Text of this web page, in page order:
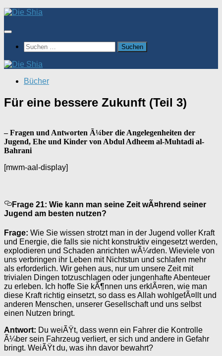
Zum
springen
Suchen
nach:
Bücher
Für eine bessere Zukunft (Teil 3)
– Fragen und Antworten Ã¼ber die Angelegenheiten der
Jugend, Ehe und Kinder von Abdul Adheem al-Muhtadi al-
Bahrani
[mwm-aal-display]
Frage 21: Wie kann man seine Zeit wÃ¤hrend seiner
Jugend am besten nutzen?
Frage: Wie Sie wissen strotzt man in der Jugend voller Kraft
und Energie, die falls sie nicht konstruktiv eingesetzt werden,
explodieren und Schaden anrichten wÃ¼rden. Wieviele von
uns verbringen ihr Leben mit Nichtstun und schlafen mehr
als erforderlich. Wir gehen aus, nur um unsere Zeit mit
trivialen Dingen totzuschlagen oder jungenhafte Abenteuer
zu erleben. Ich hoffe Sie kÃ¶nnen uns erklÃ¤ren, wie man
diese Kraft richtig einsetzt, so dass es Allah wohlgefÃ¤llt und
anderen Menschen, unserer Gesellschaft und uns selbst
einen Nutzen bringt.
Antwort: Du weiÃŸt, dass wenn ein Fahrer die Kontrolle
Ã¼ber sein Fahrzeug verliert, er sich und andere in Gefahr
bringt. WeiÃŸt du, was ihn davor bewahrt?